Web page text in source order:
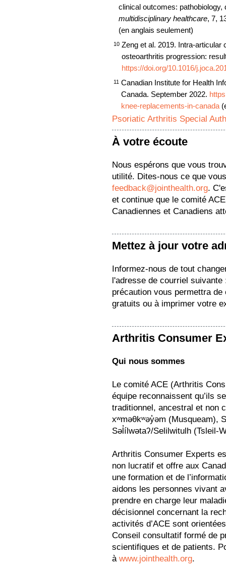
clinical outcomes:
multidisciplinary healthcare, 7,
(en anglais seulement)
10 Zeng et al. 2019. Intra-
osteoarthritis progression:
https://doi.org/10.1016/
11 Canadian Institute for Health
Canada. September 2022.
knee-replacements-in-canada
Psoriatic Arthritis Special
À votre écoute
Nous espérons que vous
utilité. Dites-nous ce que
feedback@jointhealth.org.
et continue que le comité
Canadiennes et Canadiens
Mettez à jour votre
Informez-nous de tout
l'adresse de courriel
précaution vous permettra
gratuits ou à imprimer votre
Arthritis Consumer
Qui nous sommes
Le comité ACE (Arthritis
équipe reconnaissent qu’ils
traditionnel, ancestral et non
xʷməθkʷəy̓əm (Musqueam),
Səl̓ílwətaʔ/Selilwitulh (Tsleil-
Arthritis Consumer Experts
non lucratif et offre aux
une formation et de
aidons les personnes vivant
prendre en charge leur
décisionnel concernant la
activités d’ACE sont
Conseil consultatif formé de
scientifiques et de patients.
à www.jointhealth.org.